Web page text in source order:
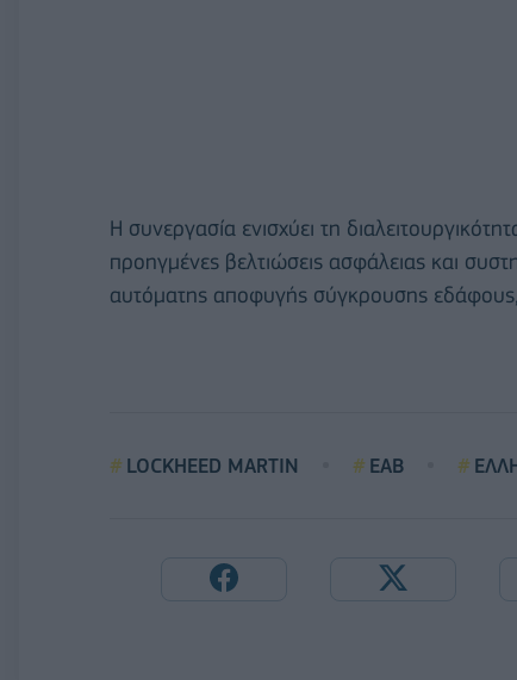
Η συνεργασία ενισχύει τη
προηγμένες βελτιώσεις ασφάλειας και
αυτόματης αποφυγής σύγκρουσης εδάφους,
LOCKHEED MARTIN ΕΑΒ